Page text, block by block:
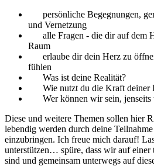
persönliche Begegnungen,
und Vernetzung
alle Fragen - die dir auf dem
Raum
erlaube dir dein Herz zu
fühlen
Was ist deine Realität?
Wie nutzt du die Kraft deiner
Wer können wir sein,
Diese und weitere Themen sollen hier
lebendig werden durch deine
einzubringen. Ich freue mich darauf!
unterstützen… spüre, dass wir auf einer
sind und gemeinsam unterwegs auf